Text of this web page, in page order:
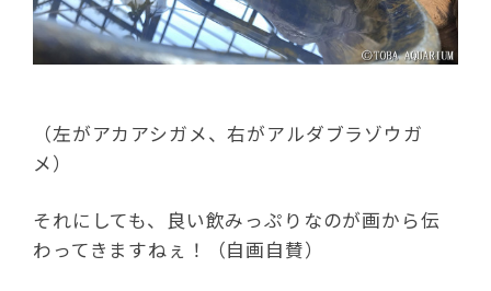
（左がアカアシガメ、右がアルダブラゾウガ
メ）
それにしても、良い飲みっぷりなのが画から伝
わってきますねぇ！（自画自賛）